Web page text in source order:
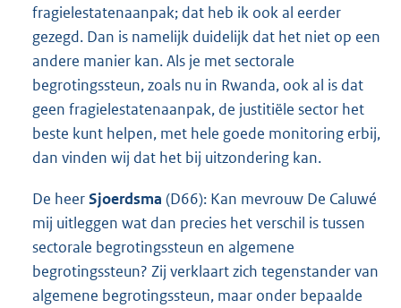
fragielestatenaanpak; dat heb ik ook al eerder
gezegd. Dan is namelijk duidelijk dat het niet op een
andere manier kan. Als je met sectorale
begrotingssteun, zoals nu in Rwanda, ook al is dat
geen fragielestatenaanpak, de justitiële sector het
beste kunt helpen, met hele goede monitoring erbij,
dan vinden wij dat het bij uitzondering kan.
De heerSjoerdsma (D66): Kan mevrouw De Caluwé
mij uitleggen wat dan precies het verschil is tussen
sectorale begrotingssteun en algemene
begrotingssteun? Zij verklaart zich tegenstander van
algemene begrotingssteun, maar onder bepaalde